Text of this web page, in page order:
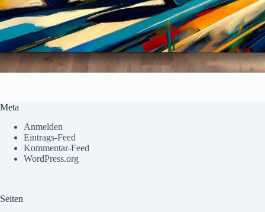
Meta
Anmelden
Eintrags-Feed
Kommentar-Feed
WordPress.org
Seiten